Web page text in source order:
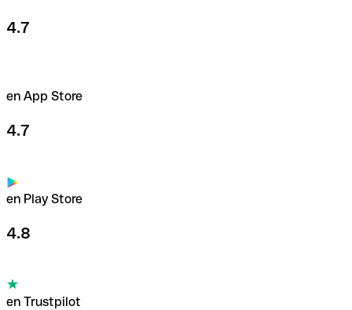
4.7
en App Store
4.7
en Play Store
4.8
en Trustpilot